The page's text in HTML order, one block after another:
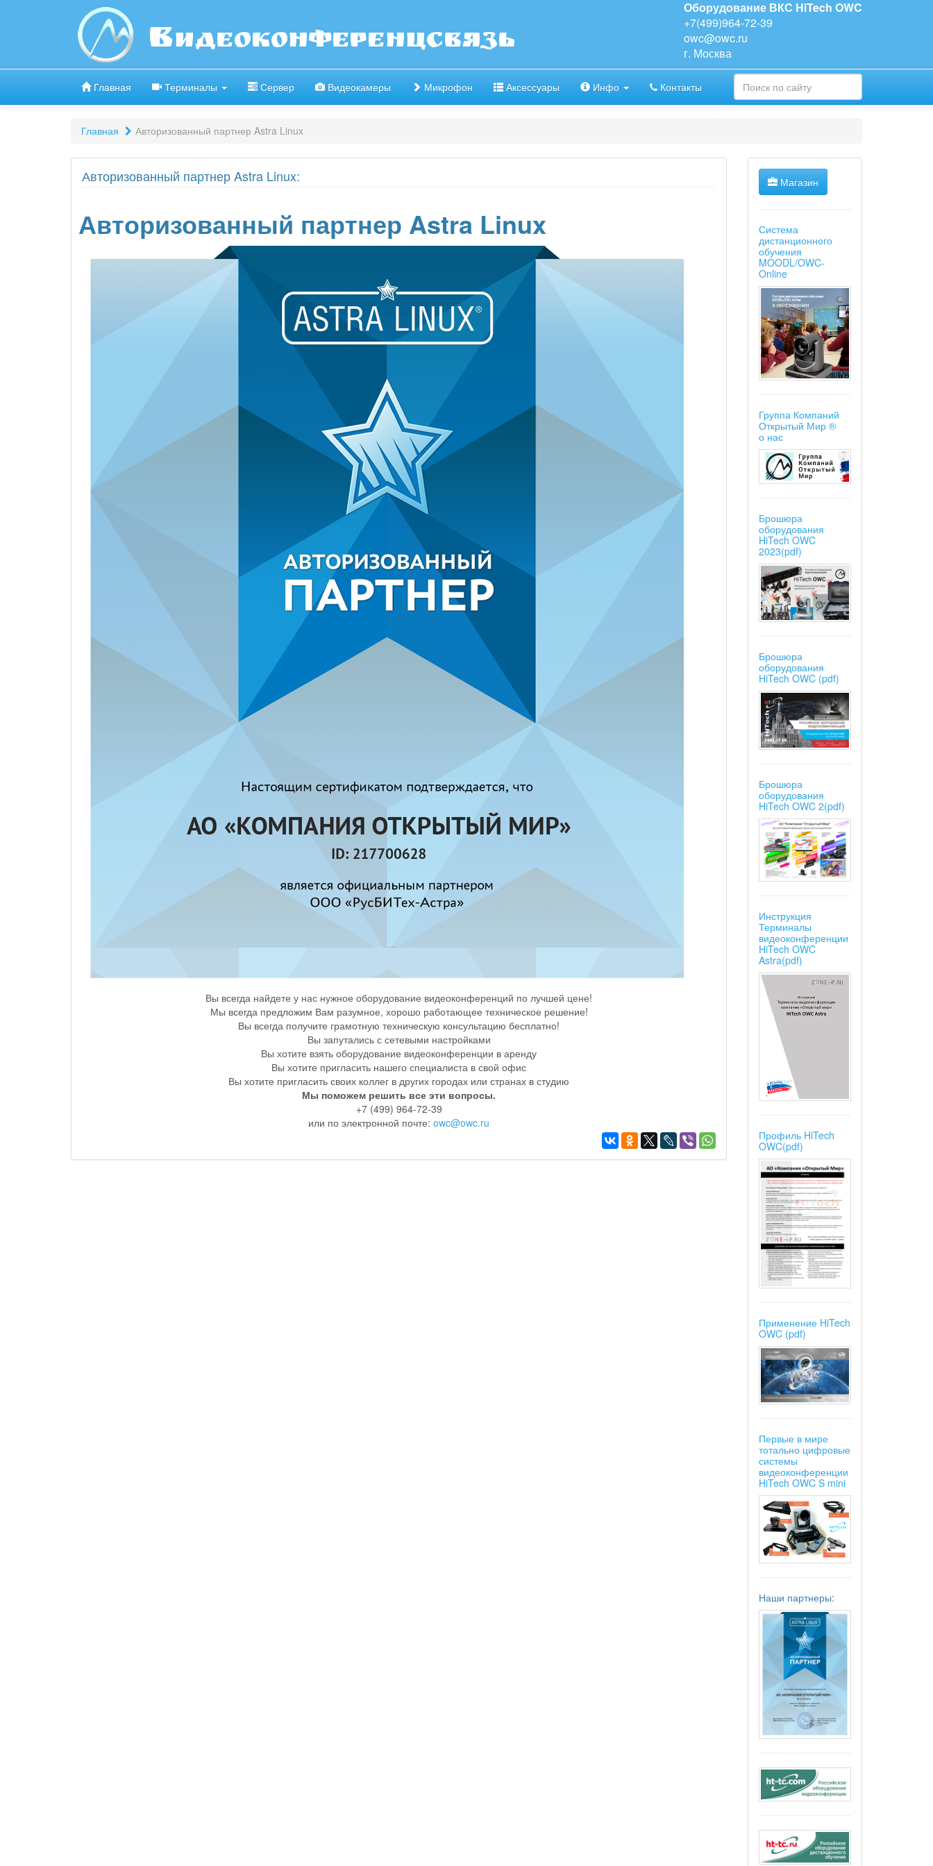
Оборудование ВКС HiTech OWC
+7(499)964-72-39
owc@owc.ru
г. Москва
Видеоконференцсвязь
Главная Терминалы Сервер Видеокамеры Микрофон Аксессуары Инфо Контакты
Главная Авторизованный партнер Astra Linux
Авторизованный партнер Astra Linux:
Авторизованный партнер Astra Linux
Вы всегда найдете у нас нужное оборудование видеоконференций по лучшей цене!
Мы всегда предложим Вам разумное, хорошо работающее техническое решение!
Вы всегда получите грамотную техническую консультацию бесплатно!
Вы запутались с сетевыми настройками
Вы хотите взять оборудование видеоконференции в аренду
Вы хотите пригласить нашего специалиста в свой офис
Вы хотите пригласить своих коллег в других городах или странах в студию
Мы поможем решить все эти вопросы.
+7 (499) 964-72-39
или по электронной почте: owc@owc.ru
Магазин
Система
дистанционного
обучения
MOODL/OWC-
Online
Группа Компаний
Открытый Мир ®
о нас
Брошюра
оборудования
HiTech OWC
2023(pdf)
Брошюра
оборудования
HiTech OWC (pdf)
Брошюра
оборудования
HiTech OWC 2(pdf)
Инструкция
Терминалы
видеоконференции
HiTech OWC
Astra(pdf)
Профиль HiTech
OWC(pdf)
Применение HiTech
OWC (pdf)
Первые в мире
тотально цифровые
системы
видеоконференции
HiTech OWC S mini
Наши партнеры: